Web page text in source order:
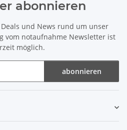
abonnieren
und News rund um unser
vom notaufnahme Newsletter ist
möglich.
abonnieren